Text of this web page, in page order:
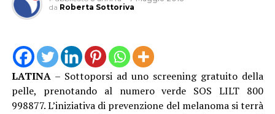
da Roberta Sottoriva
LATINA– Sottoporsi ad uno screening gratuito della
pelle, prenotando al numero verde SOS LILT 800
998877. L’iniziativa di prevenzione del melanoma si terrà